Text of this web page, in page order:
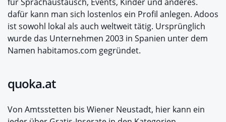
dafür kann man sich lostenlos ein Profil anlegen. Adoos
ist sowohl lokal als auch weltweit tätig. Ursprünglich
wurde das Unternehmen 2003 in Spanien unter dem
Namen habitamos.com gegründet.
quoka.at
Von Amtsstetten bis Wiener Neustadt, hier kann ein